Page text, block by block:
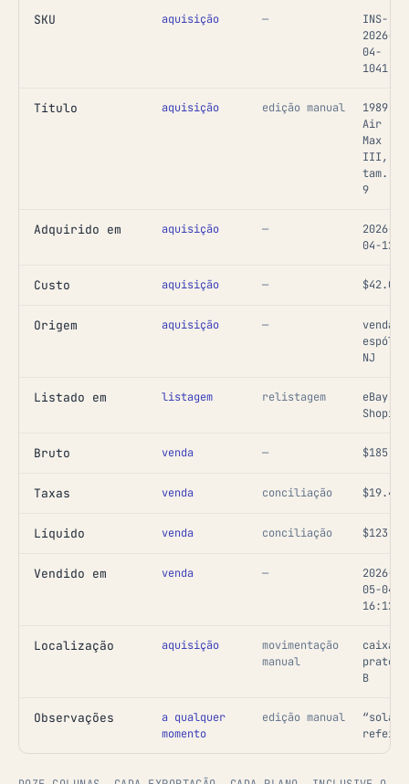
SKU aquisição —
INS-
2026-
04-
1041
Título aquisição edição manual
1989
Air
Max
III,
tam.
9
Adquirido em aquisição —
2026-
04-12
Custo aquisição — $42.00
Origem aquisição —
venda
NJ
Listado em listagem relistagem
eBay,
Shopify
Bruto venda — $185.00
Taxas venda conciliação $19.42
Líquido venda conciliação $123.58
Vendido em venda —
2026-
05-04
16:12
Localização aquisição
movimentação
manual
caixa
B
Observações
a qualquer
momento
edição manual
“sola